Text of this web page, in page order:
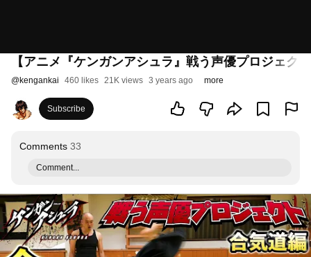
【アニメ『ケンガンアシュラ』戦う声優プロジェ
@kengankai 460 likes 21K views 3 years ago more
Subscribe
Comments 33
Comment...